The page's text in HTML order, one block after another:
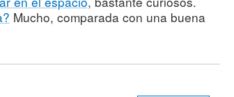
Mucho, comparada con una buena